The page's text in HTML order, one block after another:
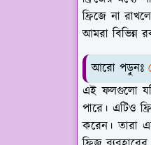
ফ্রিজে না
আমরা বিভিন্ন
আরো পড়ুনঃ
এই ফলগুলো
পারে। এটিও
করেন। তারা